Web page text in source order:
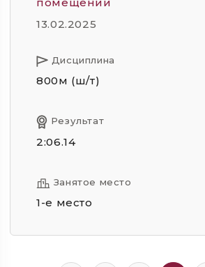
13.02.2025
Дисциплина
800м (ш/т)
Результат
2:06.14
Занятое место
1-е место